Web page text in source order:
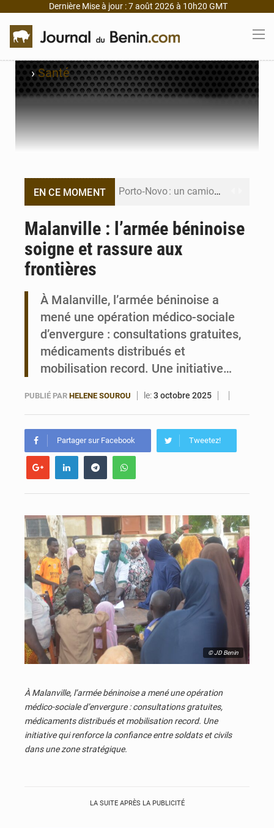
Dernière Mise à jour : 7 août 2026 à 10h20 GMT
›Santé
EN CE MOMENT Porto‑Novo : un camion de produits pétroliers embrase Avakpa
Bénin : Le CEG La Verdure de Ouèdo fait sa mue pour la rentrée
Malanville : l’armée béninoise
soigne et rassure aux
frontières
À Malanville, l’armée béninoise a
mené une opération médico-sociale
d’envergure : consultations gratuites,
médicaments distribués et
mobilisation record. Une initiative…
PUBLIÉ PAR HELENE SOUROU le:3 octobre 2025
Partager sur Facebook Tweetez!
© JD Benin
À Malanville, l’armée béninoise a mené une opération
médico-sociale d’envergure : consultations gratuites,
médicaments distribués et mobilisation record. Une
initiative qui renforce la confiance entre soldats et civils
dans une zone stratégique.
LA SUITE APRÈS LA PUBLICITÉ